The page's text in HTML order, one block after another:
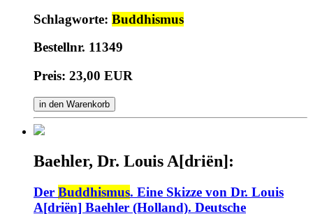
Schlagworte: Buddhismus
Bestellnr. 11349
Preis: 23,00 EUR
in den Warenkorb
Baehler, Dr. Louis A[driën]:
Der Buddhismus. Eine Skizze von Dr. Louis
A[driën] Baehler (Holland). Deutsche